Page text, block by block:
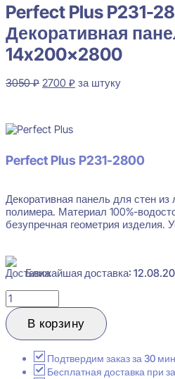
Perfect Plus P231-
Декоративная
14x200x2800
3050₽ Первоначальная
2700 ₽ Текущая
за штуку
Perfect Plus P231-2800
Декоративная панель для стен из
полимера. Материал 100%-
безупречная геометрия изделия.
Ближайшая доставка:
Количество
товара
Perfect
Plus
2800
Декоративная
В корзину
Подтвердим заказ за 30
Бесплатная доставка при